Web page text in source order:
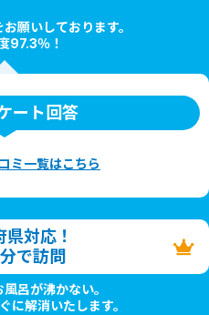
願いしております。
97.3％！
ート回答
ミ一覧はこちら
対応！
で訪問
呂が沸かない。
に解消いたします。